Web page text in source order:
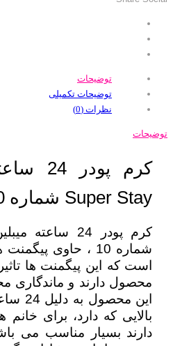
توضیحات
توضیحات تکمیلی
نظرات (0)
توضیحات
كرم
Super Stay شماره 10
شماره 10 ، حاوی
است که این پیگمنت ها
محصول دارند و ماندگاری
این
بالایی که دارد، برای